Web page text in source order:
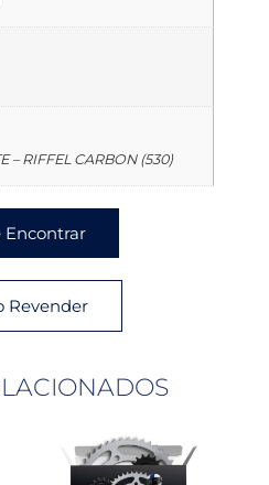
– RIFFEL CARBON (530)
Encontrar
Revender